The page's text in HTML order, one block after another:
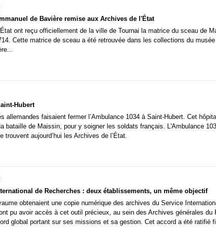
de Bavière remise aux Archives de l'État
ont reçu officiellement de la ville de Tournai la matrice du sceau de
Cette matrice de sceau a été retrouvée dans les collections du
Hubert
allemandes faisaient fermer l’Ambulance 1034 à Saint-Hubert. Cet
bataille de Maissin, pour y soigner les soldats français. L'Ambulance
trouvent aujourd’hui les Archives de l’État.
de Recherches : deux établissements, un même objectif
obtenaient une copie numérique des archives du Service
pu avoir accès à cet outil précieux, au sein des Archives générales
global portant sur ses missions et sa gestion. Cet accord a été ratifié